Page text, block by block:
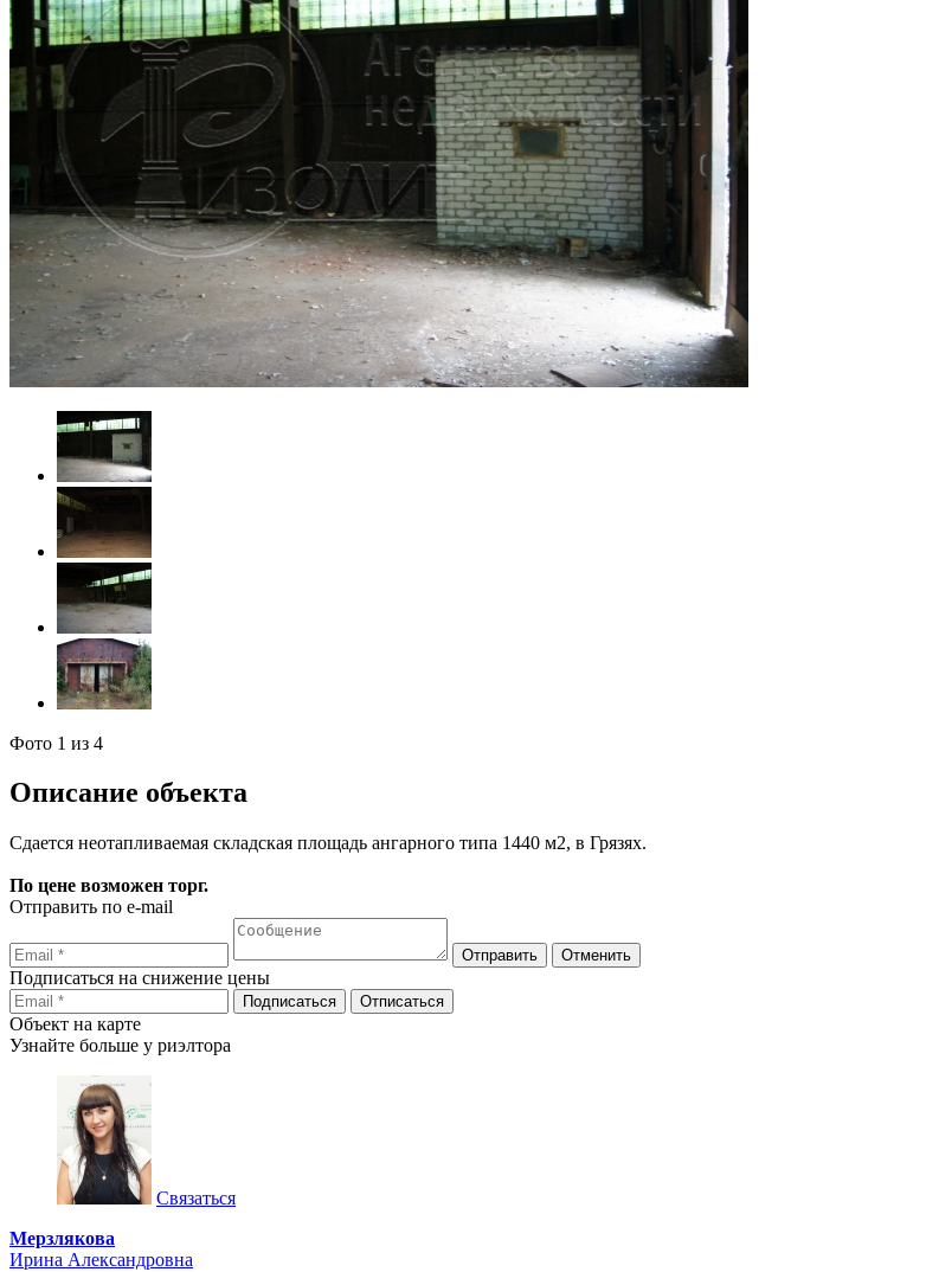
Фото 1 из 4
Описание объекта
Сдается неотапливаемая складская площадь ангарного типа 1440 м2, в Грязях.
По цене возможен торг.
Отправить по e-mail
Подписаться на снижение цены
Объект на карте
Узнайте больше у риэлтора
Связаться
Мерзлякова
Ирина Александровна